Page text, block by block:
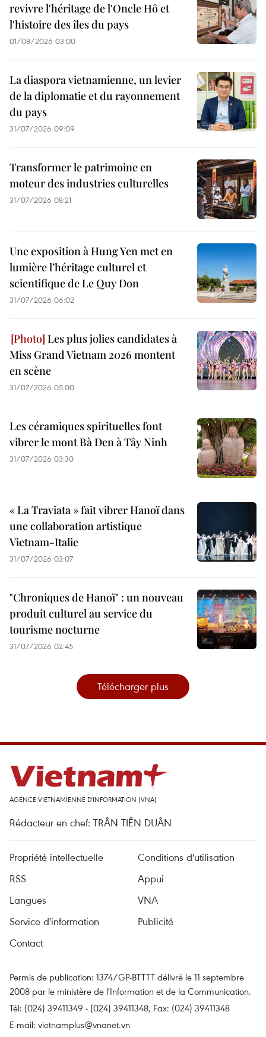
revivre l'héritage de l'Oncle Hô et
l'histoire des îles du pays
01/08/2026 03:00
La diaspora vietnamienne, un levier
de la diplomatie et du rayonnement
du pays
31/07/2026 09:09
Transformer le patrimoine en
moteur des industries culturelles
31/07/2026 08:21
Une exposition à Hung Yen met en
lumière l’héritage culturel et
scientifique de Le Quy Don
31/07/2026 06:02
Les plus jolies candidates à
Miss Grand Vietnam 2026 montent
en scène
31/07/2026 05:00
Les céramiques spirituelles font
vibrer le mont Bà Den à Tây Ninh
31/07/2026 03:30
« La Traviata » fait vibrer Hanoï dans
une collaboration artistique
Vietnam-Italie
31/07/2026 03:07
"Chroniques de Hanoï" : un nouveau
produit culturel au service du
tourisme nocturne
31/07/2026 02:45
Télécharger plus
AGENCE VIETNAMIENNE D'INFORMATION (VNA)
Rédacteur en chef: TRÂN TIÊN DUÂN
Propriété intellectuelle
Conditions d'utilisation
RSS
Appui
Langues
VNA
Service d'information
Publicité
Contact
Permis de publication: 1374/GP-BTTTT délivré le 11 septembre
2008 par le ministère de l'Information et de la Communication.
Tél: (024) 39411349 - (024) 39411348, Fax: (024) 39411348
E-mail: vietnamplus@vnanet.vn